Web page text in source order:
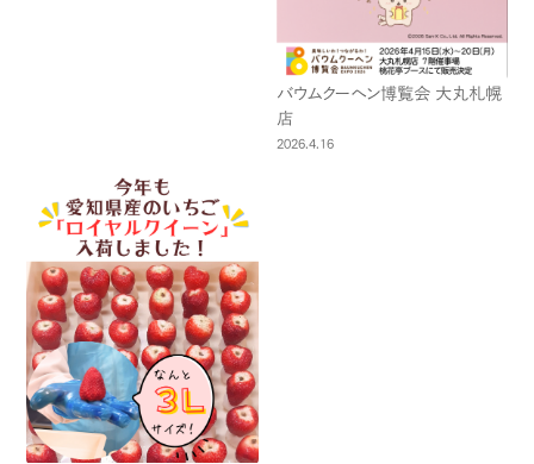
バウムクーヘン博覧会 大丸札幌
店
2026.4.16